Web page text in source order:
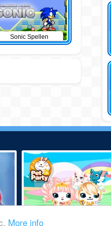
More info
Sonic Spellen